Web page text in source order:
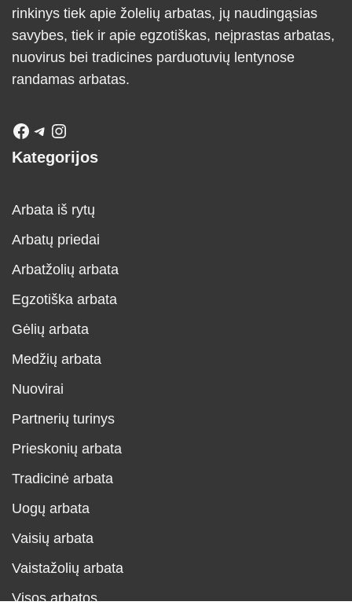
rinkinys tiek apie žolelių arbatas, jų naudingąsias
savybes, tiek ir apie egzotiškas, neįprastas arbatas,
nuovirus bei tradicines parduotuvių lentynose
randamas arbatas.
Kategorijos
Arbata iš rytų
Arbatų priedai
Arbatžolių arbata
Egzotiška arbata
Gėlių arbata
Medžių arbata
Nuovirai
Partnerių turinys
Prieskonių arbata
Tradicinė arbata
Uogų arbata
Vaisių arbata
Vaistažolių arbata
Visos arbatos